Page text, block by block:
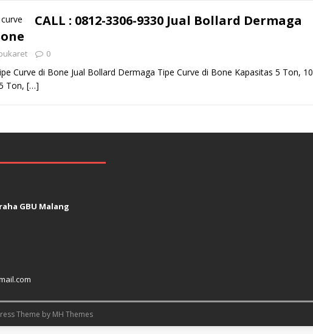
CALL : 0812-3306-9330 Jual Bollard Dermaga
0
Curve di Bone Jual Bollard Dermaga Tipe Curve di Bone Kapasitas 5 Ton, 10
Ton, […]
GBU Malang
Theme by MH Themes